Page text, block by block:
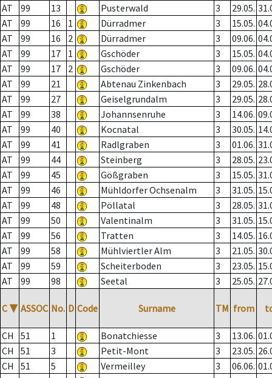
AT
99 13 Pusterwald 3 29.05.
AT
99 16 1 Dürradmer 3 15.05.
AT
99 16 2 Dürradmer 3 09.06.
AT
99 17 1 Gschöder 3 15.05.
AT
99 17 2 Gschöder 3 09.06.
AT
99 21 Abtenau Zinkenbach 3 29.05.
AT
99 27 Geiselgrundalm 3 29.05.
AT
99 38 Johannsenruhe 3 14.06.
AT
99 40 Kocnatal 3 30.05.
AT
99 41 Radlgraben 3 01.06.
AT
99 44 Steinberg 3 28.05.
AT
99 45 Gößgraben 3 15.05.
AT
99 46 Mühldorfer Ochsenalm 3 31.05.
AT
99 48 Pöllatal 3 28.05.
AT
99 50 Valentinalm 3 31.05.
AT
99 56 Tratten 3 14.05.
AT
99 58 Mühlviertler Alm 3 21.05.
AT
99 59 Scheiterboden 3 23.05.
AT
99 98 Seetal 3 25.05.
C ▼ ASSOC No. D Code Surname TM from
CH 51 1 Bonatchiesse 3 13.06.
CH
51 3 Petit-Mont 3 23.05.
CH
51 5 Vermeilley 3 06.06.